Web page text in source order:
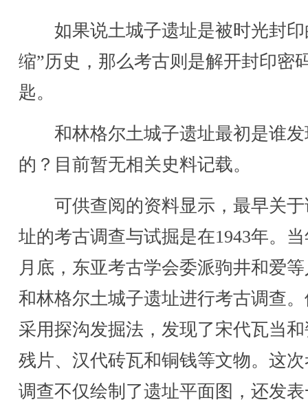
如果说土城子遗址是被时光封印
缩”历史，那么考古则是解开封印密
匙。
和林格尔土城子遗址最初是谁发
的？目前暂无相关史料记载。
可供查阅的资料显示，最早关于
址的考古调查与试掘是在1943年。当
月底，东亚考古学会委派驹井和爱
和林格尔土城子遗址进行考古调查
采用探沟发掘法，发现了宋代瓦当
残片、汉代砖瓦和铜钱等文物。这
调查不仅绘制了遗址平面图，还发